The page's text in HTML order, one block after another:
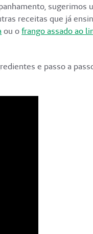
sugerimos
receitas que já
ou ofrango assado ao
e passo a